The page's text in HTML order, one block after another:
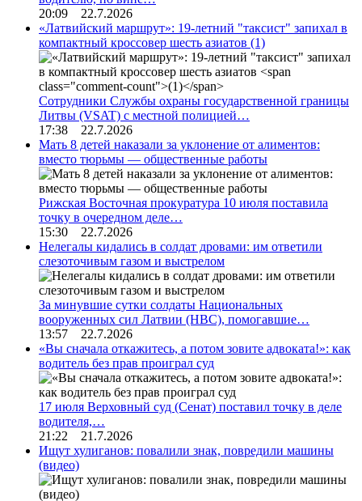
20:09 22.7.2026
«Латвийский маршрут»: 19-летний "таксист" запихал в
компактный кроссовер шесть азиатов (1)
Сотрудники Службы охраны государственной границы
Литвы (VSAT) с местной полицией…
17:38 22.7.2026
Мать 8 детей наказали за уклонение от алиментов:
вместо тюрьмы — общественные работы
Рижская Восточная прокуратура 10 июля поставила
точку в очередном деле…
15:30 22.7.2026
Нелегалы кидались в солдат дровами: им ответили
слезоточивым газом и выстрелом
За минувшие сутки солдаты Национальных
вооруженных сил Латвии (НВС), помогавшие…
13:57 22.7.2026
«Вы сначала откажитесь, а потом зовите адвоката!»: как
водитель без прав проиграл суд
17 июля Верховный суд (Сенат) поставил точку в деле
водителя,…
21:22 21.7.2026
Ищут хулиганов: повалили знак, повредили машины
(видео)